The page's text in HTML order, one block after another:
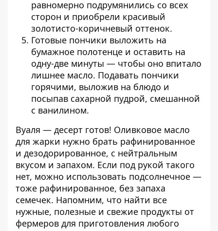
равномерно подрумянились со всех
сторон и приобрели красивый
золотисто-коричневый оттенок.
Готовые пончики выложить на
бумажное полотенце и оставить на
одну-две минуты — чтобы оно впитало
лишнее масло. Подавать пончики
горячими, выложив на блюдо и
посыпав сахарной пудрой, смешанной
с ванилином.
Вуаля — десерт готов! Оливковое масло
для жарки нужно брать рафинированное
и дезодорированное, с нейтральным
вкусом и запахом. Если под рукой такого
нет, можно использовать подсолнечное —
тоже рафинированное, без запаха
семечек. Напомним, что найти все
нужные, полезные и свежие продукты от
фермеров для приготовления любого